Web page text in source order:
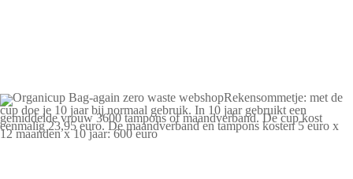
Rekensommetje: met de
cup doe je 10 jaar bij normaal gebruik. In 10 jaar gebruikt een
gemiddelde vrouw 3600 tampons of maandverband. De cup kost
eenmalig 23,95 euro. De maandverband en tampons kosten 5 euro x
12 maanden x 10 jaar: 600 euro